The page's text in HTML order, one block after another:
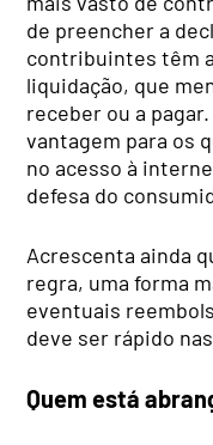
de preencher a
contribuintes têm
liquidação, que
receber ou a
vantagem para os
no acesso à
defesa do
Acrescenta ainda
regra, uma forma
eventuais
deve ser rápido
Quem está